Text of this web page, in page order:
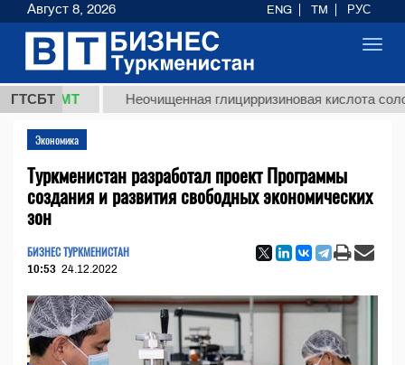
ГТСБТ
ТМТ Неочищенная глицирризиновая кислота
Экономика
Туркменистан разработал проект Программы
создания и развития свободных экономических
зон
БИЗНЕС ТУРКМЕНИСТАН
10:53 24.12.2022
Август 8, 2026 ENG TM РУС